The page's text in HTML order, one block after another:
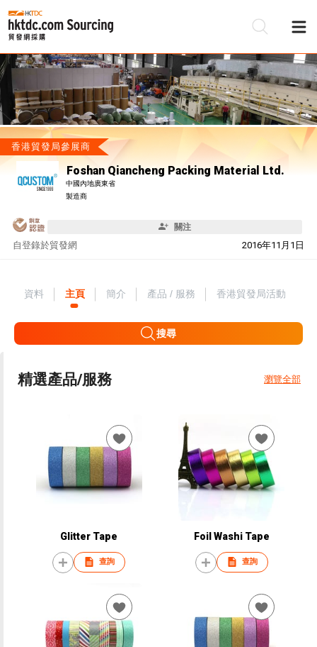
香港貿發局參展商
Foshan Qiancheng Packing Material Ltd.
中國內地廣東省
製造商
關注
自 2016年11月1日
登錄於貿發網
資料 主頁 簡介 產品 / 服務 香港貿發局活動
搜尋
精選產品/服務 瀏覽全部
Glitter Tape
查詢
Foil Washi Tape
查詢